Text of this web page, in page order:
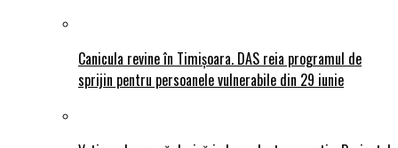
Canicula revine în Timișoara. DAS reia programul de
sprijin pentru persoanele vulnerabile din 29 iunie